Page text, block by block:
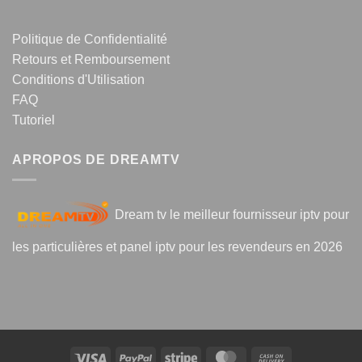
Politique de Confidentialité
Retours et Remboursement
Conditions d'Utilisation
FAQ
Tutoriel
APROPOS DE DREAMTV
Dream tv le meilleur fournisseur iptv pour
les particulières et panel iptv pour les revendeurs en 2026
Visa PayPal Stripe MasterCard